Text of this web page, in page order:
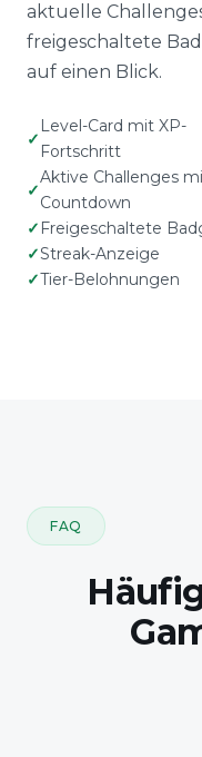
aktuelle
freigeschaltete
auf einen Blick.
Level-Card mit XP-
Fortschritt
Aktive Challenges
Countdown
Freigeschaltete
Streak-Anzeige
Tier-Belohnungen
FAQ